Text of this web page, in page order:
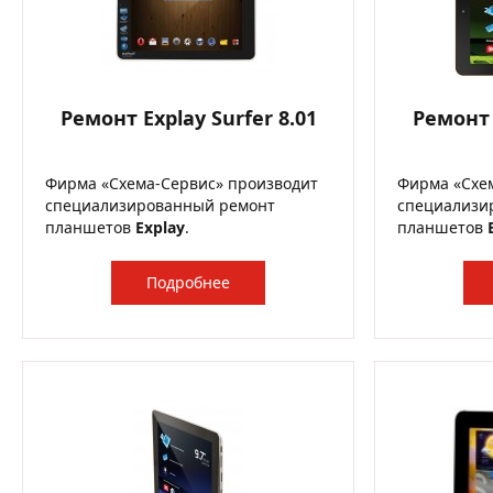
Ремонт Explay Surfer 8.01
Фирма «Схема-Сервис» производит
специализированный ремонт
планшетов Explay.
Подробнее
Ремонт
Фирма
планшетов